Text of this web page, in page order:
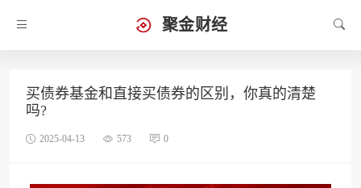
聚金财经
买债券基金和直接买债券的区别，你真的清楚
吗?
2025-04-13 573 0